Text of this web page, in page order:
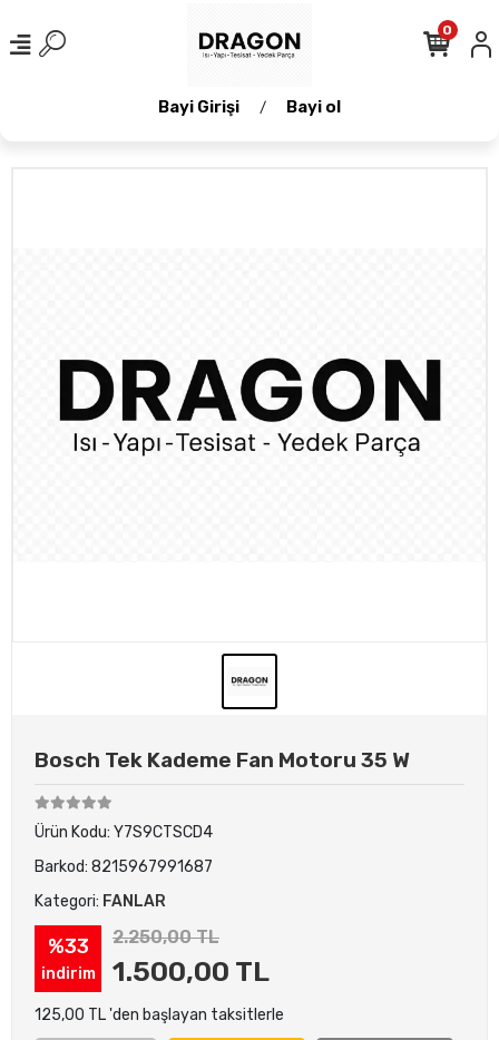
Bayi Girişi / Bayi ol
0
Bosch Tek Kademe Fan Motoru 35 W
Ürün Kodu: Y7S9CTSCD4
Barkod: 8215967991687
Kategori: FANLAR
%33
indirim
2.250,00 TL
1.500,00 TL
125,00 TL 'den başlayan taksitlerle